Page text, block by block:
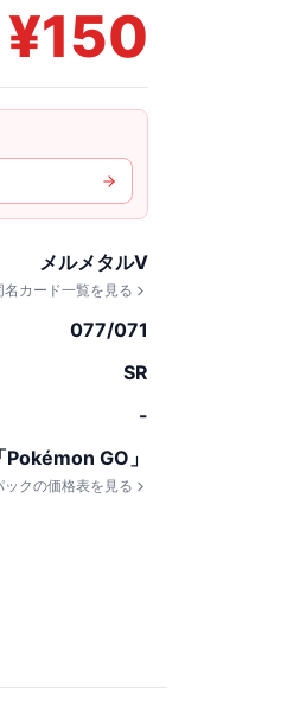
¥150
メルメタルV
名カード一覧を見る
077/071
SR
-
GO」
ックの価格表を見る